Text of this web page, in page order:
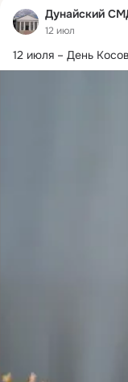
Дунайский
12 июл
12 июля – День